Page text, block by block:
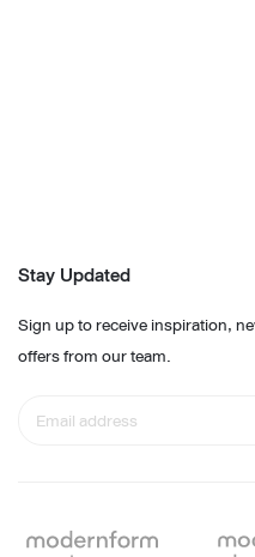
Stay Updated
Sign up to receive inspiration,
offers from our team.